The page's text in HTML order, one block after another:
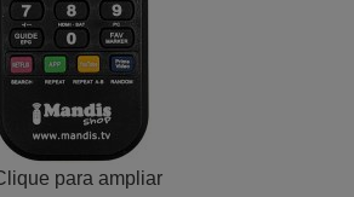
para ampliar